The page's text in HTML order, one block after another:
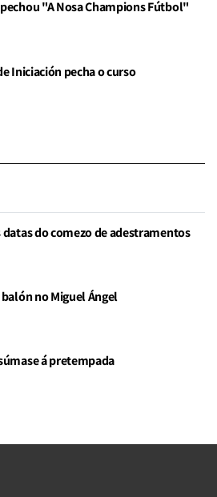
"A Nosa Champions Fútbol"
Iniciación pecha o curso
datas do comezo de adestramentos
no Miguel Ángel
á pretempada